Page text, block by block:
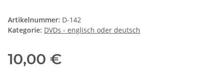
Artikelnummer: D-142
Kategorie: DVDs - englisch oder deutsch
10,00 €